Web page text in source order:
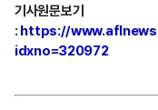
기사원문보기
: https://
idxno=320972